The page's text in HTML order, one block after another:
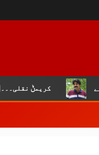
کریمݨ نقلی۔۔۔||ملک